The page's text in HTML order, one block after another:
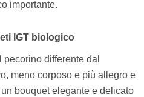
importante.
IGT biologico
differente dal
meno corposo e più allegro e
bouquet elegante e delicato